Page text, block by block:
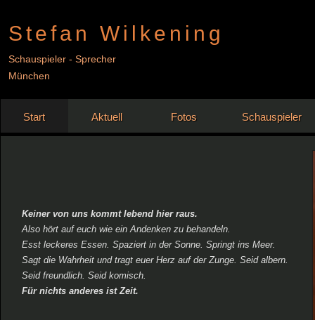
Stefan Wilkening
Schauspieler - Sprecher
München
Start Aktuell Fotos Schauspieler
Keiner von uns kommt lebend hier raus.
Also hört auf euch wie ein Andenken zu behandeln.
Esst leckeres Essen. Spaziert in der Sonne. Springt ins Meer.
Sagt die Wahrheit und tragt euer Herz auf der Zunge. Seid albern.
Seid freundlich. Seid komisch.
Für nichts anderes ist Zeit.